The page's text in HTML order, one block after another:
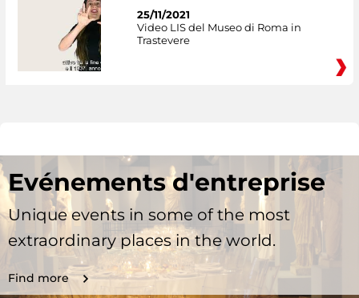
25/11/2021
Video LIS del Museo di Roma in
Trastevere
Evénements d'entreprise
Unique events in some of the most
extraordinary places in the world.
Find more